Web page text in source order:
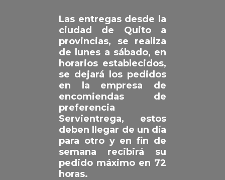
Las entregas desde la
ciudad de Quito a
provincias, se realiza
de lunes a sábado, en
horarios establecidos,
se dejará los pedidos
en la empresa de
encomiendas de
preferencia
Servientrega, estos
deben llegar de un día
para otro y en fin de
semana recibirá su
pedido máximo en 72
horas.